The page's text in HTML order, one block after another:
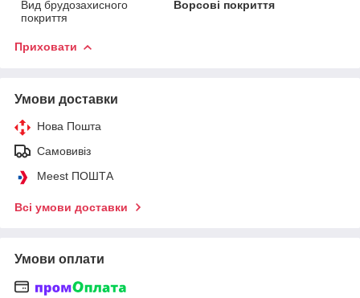
Вид брудозахисного
покриття
Ворсові покриття
Приховати
Умови доставки
Нова Пошта
Самовивіз
Meest ПОШТА
Всі умови доставки
Умови оплати